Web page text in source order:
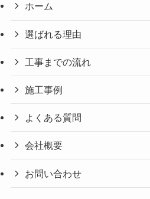
ホーム
選ばれる理由
工事までの流れ
施工事例
よくある質問
会社概要
お問い合わせ